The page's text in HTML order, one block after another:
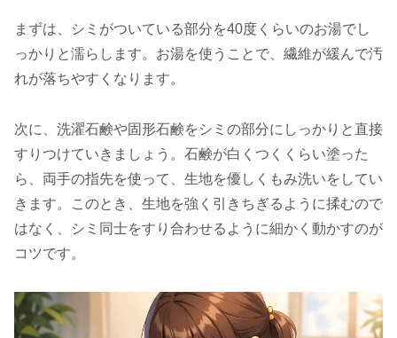
まずは、シミがついている部分を40度くらいのお湯でし
っかりと濡らします。お湯を使うことで、繊維が緩んで汚
れが落ちやすくなります。
次に、洗濯石鹸や固形石鹸をシミの部分にしっかりと直接
すりつけていきましょう。石鹸が白くつくくらい塗った
ら、両手の指先を使って、生地を優しくもみ洗いをしてい
きます。このとき、生地を強く引きちぎるように揉むので
はなく、シミ同士をすり合わせるように細かく動かすのが
コツです。